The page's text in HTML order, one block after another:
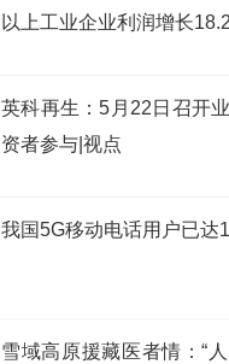
以上工业企业利润增长
英科再生：5月22日召开
资者参与|视点
我国5G移动电话用户已达
雪域高原援藏医者情：“